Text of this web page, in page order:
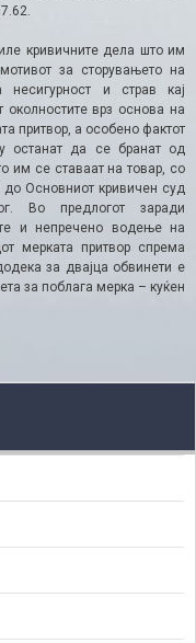
кривичните дела што им
за сторувањето на
и страв кај
околностите врз основа на
притвор, а особено фактот
останат да се бранат од
им се ставаат на товар, со
до Основниот кривичен суд
Во предлогот заради
и непречено водење на
мерката притвор спрема
за двајца обвинети е
за поблага мерка – куќен